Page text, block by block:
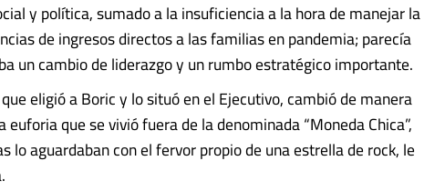
y política, sumado a la insuficiencia a la hora de manejar la
de ingresos directos a las familias en pandemia; parecía
un cambio de liderazgo y un rumbo estratégico importante.
eligió a Boric y lo situó en el Ejecutivo, cambió de manera
que se vivió fuera de la denominada “Moneda Chica”,
lo aguardaban con el fervor propio de una estrella de rock, le